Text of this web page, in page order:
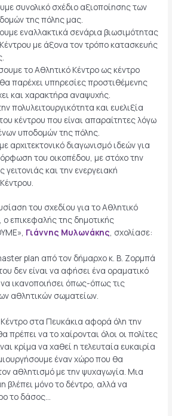
συνολικό σχέδιο αξιοποίησης των
της πόλης μας.
εναλλακτικά σενάρια βιωσιμότητας
με άξονα τον τρόπο κατασκευής
το Αθλητικό Κέντρο ως κέντρο
παρέχει υπηρεσίες προστιθέμενης
και χαρακτήρα αναψυχής.
πολυλειτουργικότητα και ευελιξία
κέντρου που είναι απαραίτητες λόγω
υποδομών της πόλης.
αρχιτεκτονικό διαγωνισμό ιδεών για
του οικοπέδου, με στόχο την
και την ενεργειακή
του σχεδίου για το Αθλητικό
επικεφαλής της δημοτικής
Γιάννης Μυλωνάκης, σχολίασε:
plan από τον δήμαρχο κ. Β. Ζορμπά
δεν είναι να αφήσει ένα οραματικό
ικανοποιήσει όπως-όπως τις
αθλητικών σωματείων.
στα Πευκάκια αφορά όλη την
πρέπει να το χαίρονται όλοι οι πολίτες
κρίμα να χαθεί η τελευταία ευκαιρία
έναν χώρο που θα
αθλητισμό με την ψυχαγωγία. Μια
βλέπει μόνο το δέντρο, αλλά να
το δάσος…